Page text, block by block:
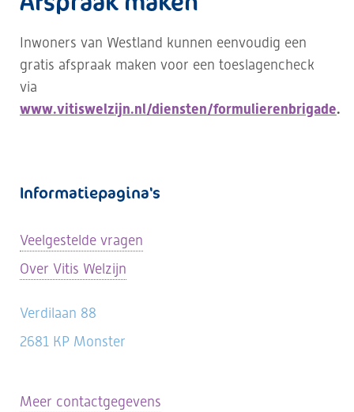
Inwoners van Westland kunnen eenvoudig een
gratis afspraak maken voor een toeslagencheck
via
www.vitiswelzijn.nl/diensten/formulierenbrigade.
Informatiepagina's
Veelgestelde vragen
Over Vitis Welzijn
Verdilaan 88
2681 KP Monster
Meer contactgegevens